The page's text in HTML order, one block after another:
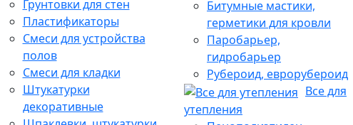
Грунтовки для стен
Пластификаторы
Смеси для устройства
полов
Смеси для кладки
Штукатурки
декоративные
Битумные мастики,
герметики для кровли
Паробарьер,
гидробарьер
Рубероид, еврорубероид
Все для
утепления